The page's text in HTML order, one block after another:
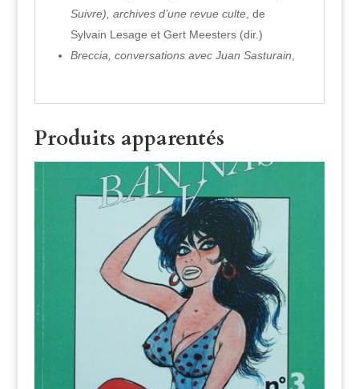
Suivre), archives d’une revue culte, de
Sylvain Lesage et Gert Meesters (dir.)
Breccia, conversations avec Juan Sasturain
Produits apparentés